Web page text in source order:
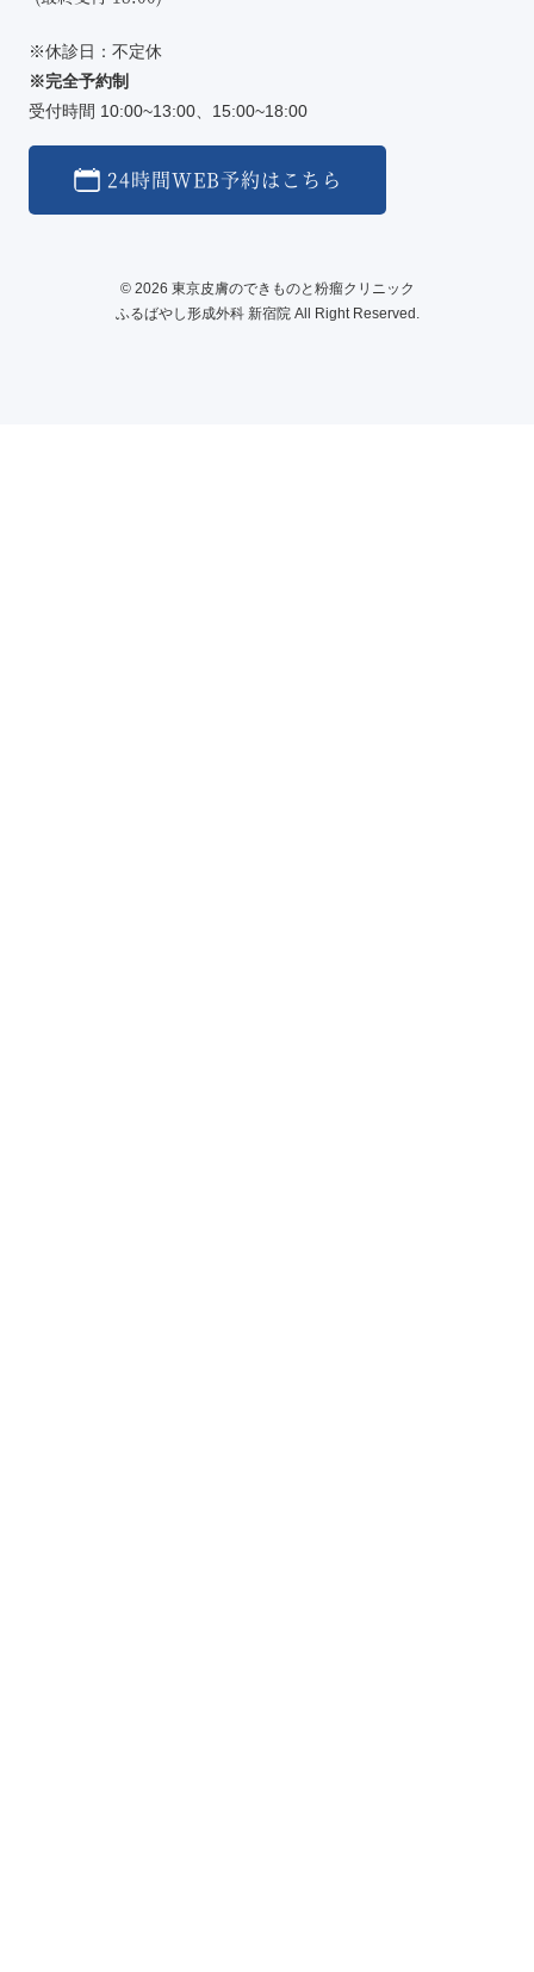
※休診日：不定休
※完全予約制
受付時間 10:00~13:00、15:00~18:00
24時間WEB予約はこちら
© 2026 東京皮膚のできものと粉瘤クリニック
ふるばやし形成外科 新宿院 All Right Reserved.